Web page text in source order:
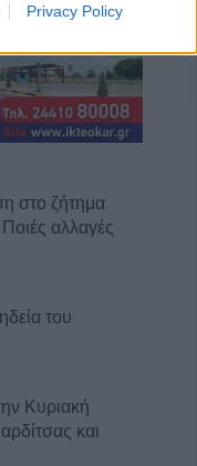
Privacy Policy
στο ζήτημα
αλλαγές
του
Κυριακή
και